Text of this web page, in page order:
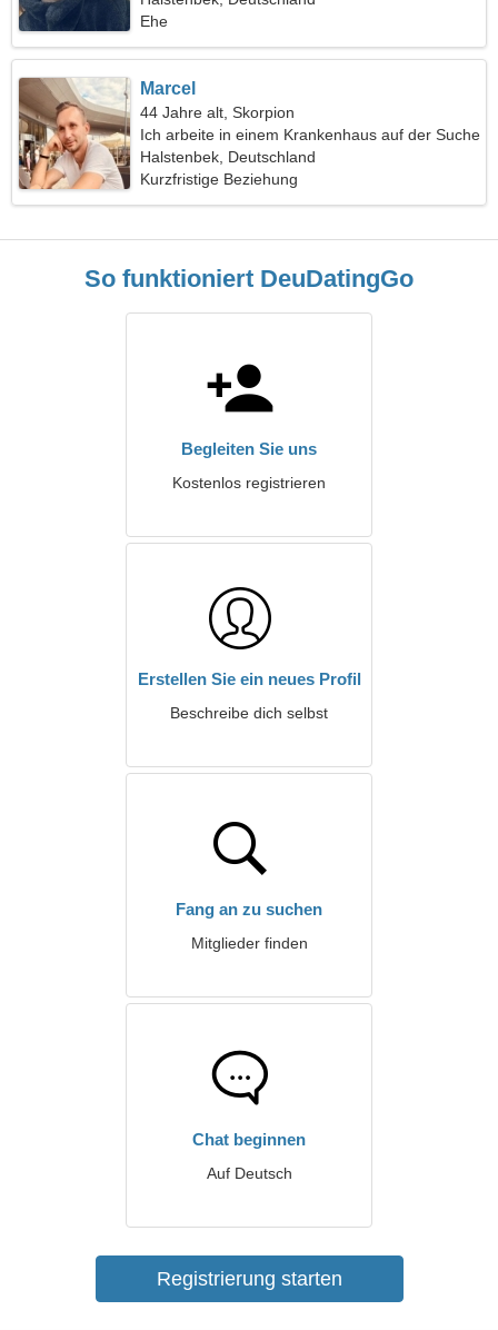
Ehe
Marcel
44 Jahre alt, Skorpion
Ich arbeite in einem Krankenhaus auf der Suche
nach einer charmanten Frau
Halstenbek, Deutschland
Kurzfristige Beziehung
So funktioniert DeuDatingGo
Begleiten Sie uns
Kostenlos registrieren
Erstellen Sie ein neues Profil
Beschreibe dich selbst
Fang an zu suchen
Mitglieder finden
Chat beginnen
Auf Deutsch
Registrierung starten